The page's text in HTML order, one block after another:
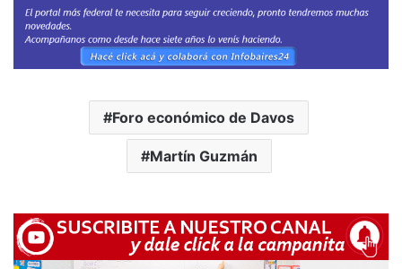
Foro económico de Davos
Martín Guzmán